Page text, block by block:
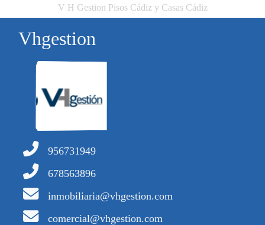
V H Gestion Pisos Cádiz y Casas Cádiz
Vhgestion
956731949
678563896
inmobiliaria@vhgestion.com
comercial@vhgestion.com